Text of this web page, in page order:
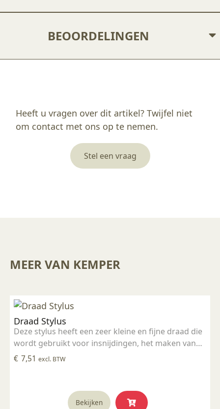
BEOORDELINGEN
Heeft u vragen over dit artikel? Twijfel niet
om contact met ons op te nemen.
Stel een vraag
MEER VAN KEMPER
Draad Stylus
Deze stylus heeft een zeer kleine en fijne draad die
wordt gebruikt voor insnijdingen, het maken van
groeven van verschillende grootte en het
€ 7,51 excl. BTW
Bekijken